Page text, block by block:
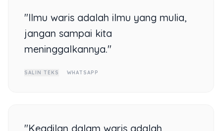
"Ilmu waris adalah ilmu yang mulia,
jangan sampai kita
meninggalkannya."
SALIN TEKS WHATSAPP
"Keadilan dalam waris adalah